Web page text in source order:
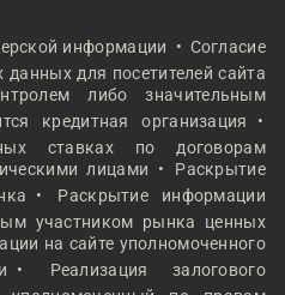
информации
Согласие
для посетителей сайта
либо значительным
кредитная организация
ставках по договорам
лицами
Раскрытие
Раскрытие информации
участником рынка ценных
на сайте уполномоченного
Реализация залогового